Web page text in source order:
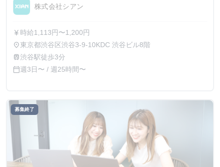
株式会社シアン
currency_yen 時給1,113円〜1,200円
place東京都渋谷区渋谷3-9-10KDC 渋谷ビル8階
train渋谷駅徒歩3分
calendar_today週3日〜 / 週25時間〜
募集終了